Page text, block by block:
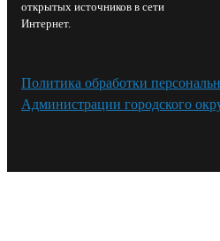
открытых источников в сети
Интернет.
Политика обработки
Администрации городского